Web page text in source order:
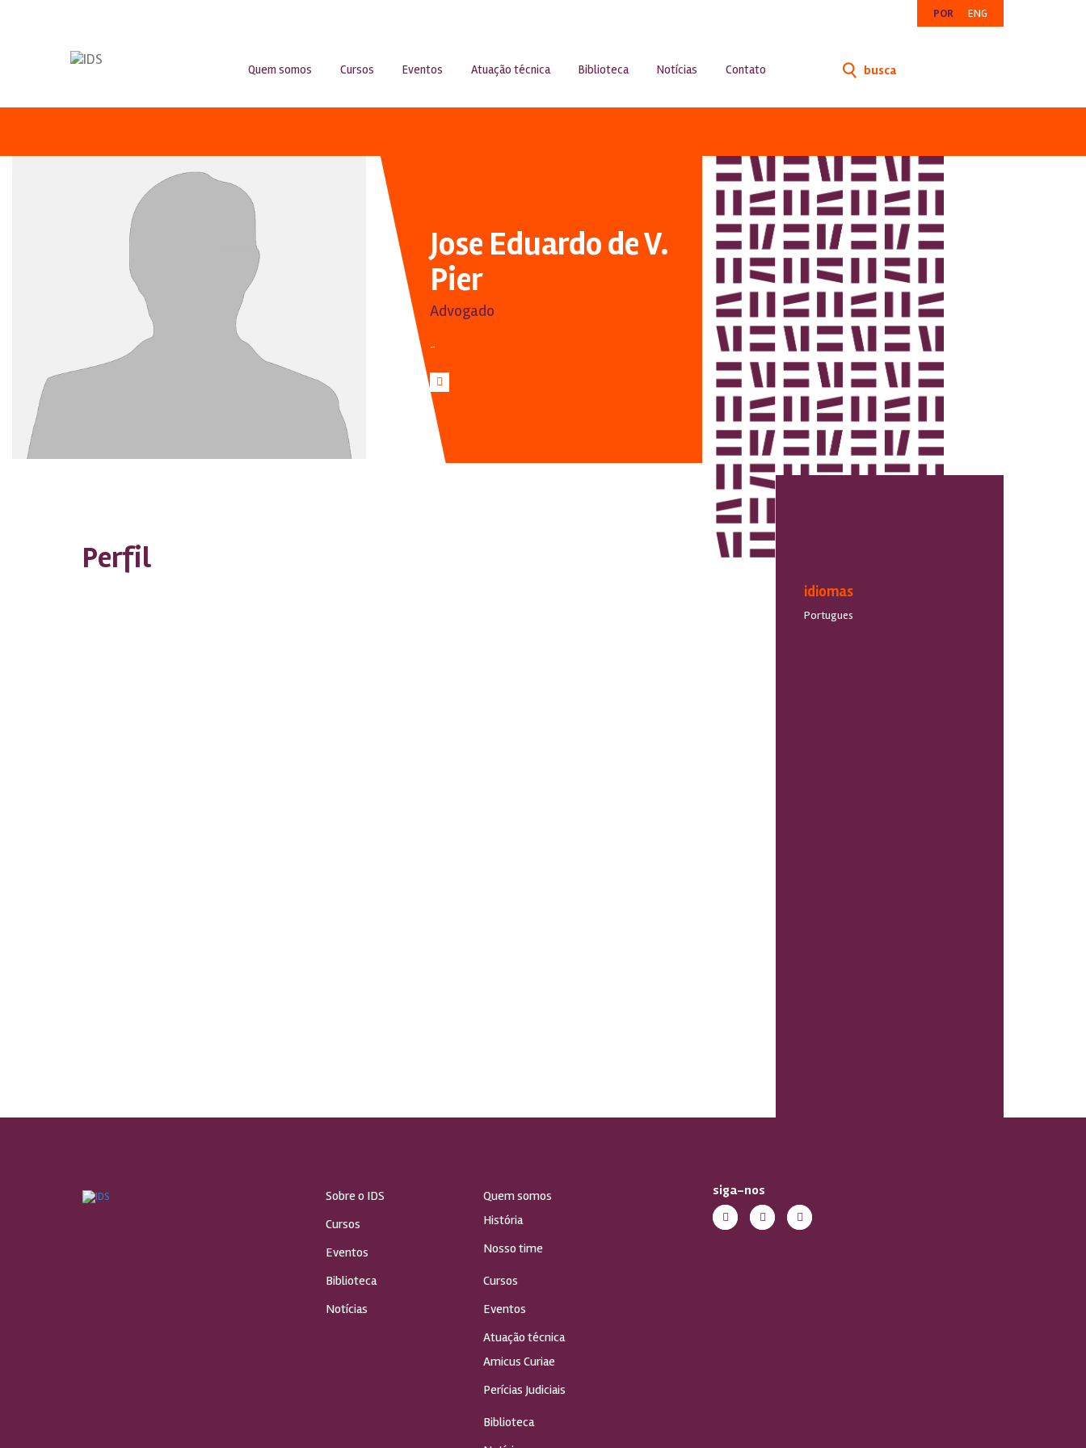
POR ENG
Quem somos Cursos Eventos Atuação técnica Biblioteca Notícias Contato busca
Jose Eduardo de V.
Pier
Advogado
-
Perfil
idiomas
Portugues
Sobre o IDS
Cursos
Eventos
Biblioteca
Notícias
Quem somos
História
Nosso time
Cursos
Eventos
Atuação técnica
Amicus Curiae
Perícias Judiciais
Biblioteca
siga-nos